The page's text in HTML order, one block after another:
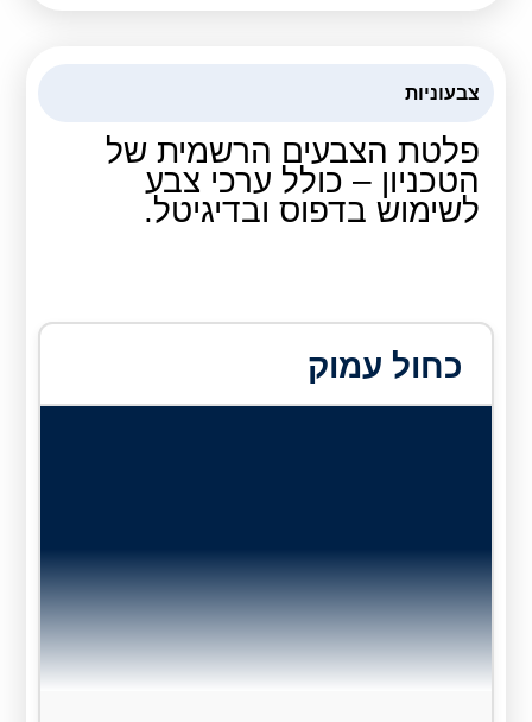
צבעוניות
פלטת הצבעים הרשמית של
הטכניון – כולל ערכי צבע
לשימוש בדפוס ובדיגיטל.
כחול עמוק